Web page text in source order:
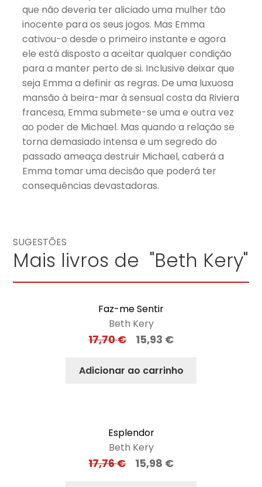
que não deveria ter aliciado uma mulher tão
inocente para os seus jogos. Mas Emma
cativou-o desde o primeiro instante e agora
ele está disposto a aceitar qualquer condição
para a manter perto de si. Inclusive deixar que
seja Emma a definir as regras. De uma luxuosa
mansão à beira-mar à sensual costa da Riviera
francesa, Emma submete-se uma e outra vez
ao poder de Michael. Mas quando a relação se
torna demasiado intensa e um segredo do
passado ameaça destruir Michael, caberá a
Emma tomar uma decisão que poderá ter
consequências devastadoras.
SUGESTÕES
Mais livros de "Beth Kery"
Faz-me Sentir
Beth Kery
17,70€ 15,93 €
Adicionar ao carrinho
Esplendor
Beth Kery
17,76€ 15,98 €